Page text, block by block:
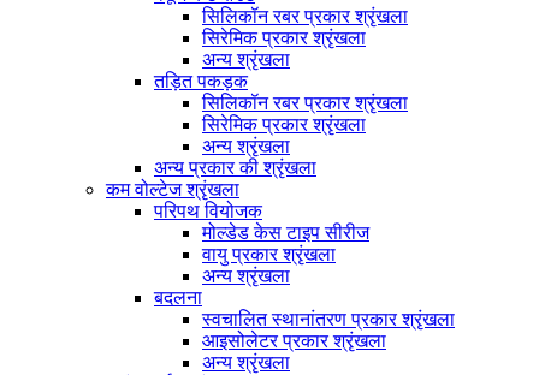
सिलिकॉन रबर प्रकार श्रृंखला
सिरेमिक प्रकार श्रृंखला
अन्य श्रृंखला
तड़ित पकड़क
सिलिकॉन रबर प्रकार श्रृंखला
सिरेमिक प्रकार श्रृंखला
अन्य श्रृंखला
अन्य प्रकार की श्रृंखला
कम वोल्टेज श्रृंखला
परिपथ वियोजक
मोल्डेड केस टाइप सीरीज
वायु प्रकार श्रृंखला
अन्य श्रृंखला
बदलना
स्वचालित स्थानांतरण प्रकार श्रृंखला
आइसोलेटर प्रकार श्रृंखला
अन्य श्रृंखला